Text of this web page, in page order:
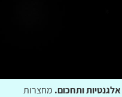
ותחכום. מחצרות